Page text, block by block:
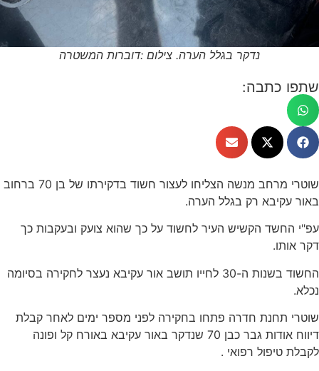
נדקר בגלל הערה. צילום :דוברות המשטרה
שתפו כתבה:
שוטרי מרחב מנשה הצליחו לעצור חשוד בדקירתו של בן 70 ברחוב
באור עקיבא רק בגלל הערה.
עפ"י החשד הקשיש העיר לחשוד על כך שהוא צועק ובעקבות כך
דקר אותו.
החשוד בשנות ה-30 לחייו תושב אור עקיבא נעצר לחקירה בסיומה
נכלא.
שוטרי תחנת חדרה פתחו בחקירה לפני מספר ימים לאחר קבלת
דיווח אודות גבר כבן 70 שנדקר באור עקיבא באורח קל ופונה
לקבלת טיפול רפואי .